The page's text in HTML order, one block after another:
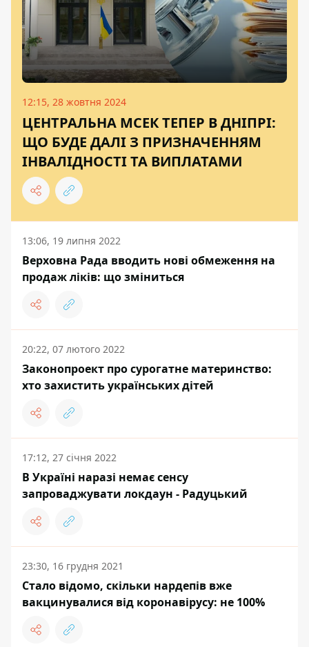
12:15, 28 жовтня 2024
ЦЕНТРАЛЬНА МСЕК ТЕПЕР В ДНІПРІ:
ЩО БУДЕ ДАЛІ З ПРИЗНАЧЕННЯМ
ІНВАЛІДНОСТІ ТА ВИПЛАТАМИ
13:06, 19 липня 2022
Верховна Рада вводить нові обмеження на
продаж ліків: що зміниться
20:22, 07 лютого 2022
Законопроект про сурогатне материнство:
хто захистить українських дітей
17:12, 27 січня 2022
В Україні наразі немає сенсу
запроваджувати локдаун - Радуцький
23:30, 16 грудня 2021
Стало відомо, скільки нардепів вже
вакцинувалися від коронавірусу: не 100%